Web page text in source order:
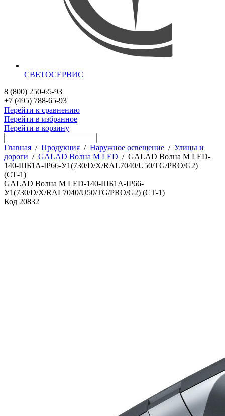
СВЕТОСЕРВИС
8 (800) 250-65-93
+7 (495) 788-65-93
Перейти к сравнению
Перейти в избранное
Перейти в корзину
Главная / Продукция / Наружное освещение / Улицы и
дороги / GALAD Волна M LED / GALAD Волна M LED-
140-ШБ1А-IP66-У1(730/D/X/RAL7040/U50/TG/PRO/G2)
(СТ-1)
GALAD Волна M LED-140-ШБ1А-IP66-
У1(730/D/X/RAL7040/U50/TG/PRO/G2) (СТ-1)
Код 20832